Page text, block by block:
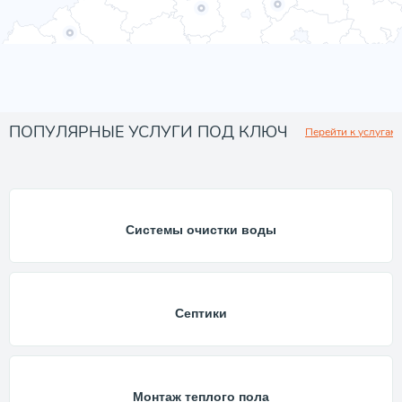
ПОПУЛЯРНЫЕ УСЛУГИ ПОД КЛЮЧ Перейти к услугам
Системы очистки воды
Септики
Монтаж теплого пола